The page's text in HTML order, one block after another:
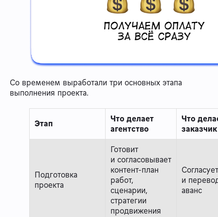
Со временем выработали три основных этапа
выполнения проекта.
Этап
Что делает
агентство
Что
заказчик
Подготовка
проекта
Готовит
и согласовывает
контент-план
работ,
сценарии,
стратегии
продвижения
и
аванс